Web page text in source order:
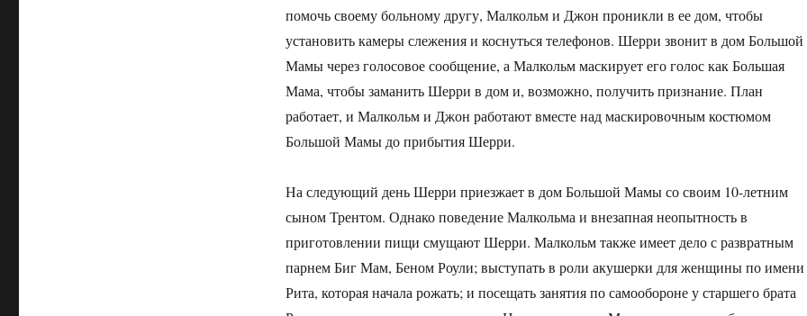
помочь своему больному другу, Малкольм и Джон проникли в ее дом, чтобы
установить камеры слежения и коснуться телефонов. Шерри звонит в дом Большой
Мамы через голосовое сообщение, а Малкольм маскирует его голос как Большая
Мама, чтобы заманить Шерри в дом и, возможно, получить признание. План
работает, и Малкольм и Джон работают вместе над маскировочным костюмом
Большой Мамы до прибытия Шерри.
На следующий день Шерри приезжает в дом Большой Мамы со своим 10-летним
сыном Трентом. Однако поведение Малкольма и внезапная неопытность в
приготовлении пищи смущают Шерри. Малкольм также имеет дело с развратным
парнем Биг Мам, Беном Роули; выступать в роли акушерки для женщины по имени
Рита, которая начала рожать; и посещать занятия по самообороне у старшего брата